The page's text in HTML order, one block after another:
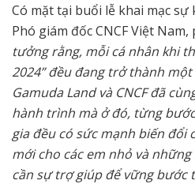
Có mặt tại buổi lễ khai mạc sự
Phó giám đốc CNCF Việt Nam,
tưởng rằng, mỗi cá nhân khi
2024” đều đang trở thành
Gamuda Land và CNCF đã
hành trình mà ở đó, từng
gia đều có sức mạnh biến đổi
mới cho các em nhỏ và
cần sự trợ giúp để vững bước